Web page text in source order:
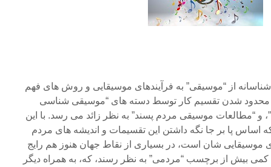
از “موسیقی” به فرآیندهای موسیقایی و روش های فهم
محدود شدن تقسیم کار توسط دسته های “موسیقی شناسی
و “مطالعات موسیقی مردم پسند” به نظر زائد می رسد. با این
اساس پا بر جا نگه داشتن این تقسیمات و اندیشه های مردم
موسیقایی شان است، در بسیاری از نقاط جهان هنوز هم رایج
بیش از برچسب “مردمی” به نظر رسند، که، به همراه دیگر